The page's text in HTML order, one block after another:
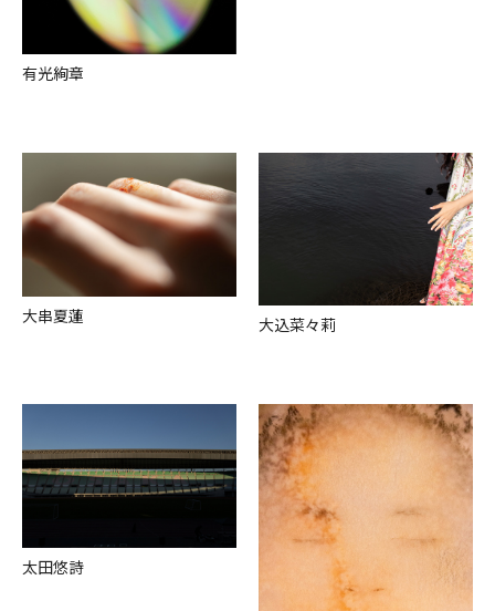
有光絢章
⼤串夏蓮 ⼤込菜々莉
太⽥悠詩